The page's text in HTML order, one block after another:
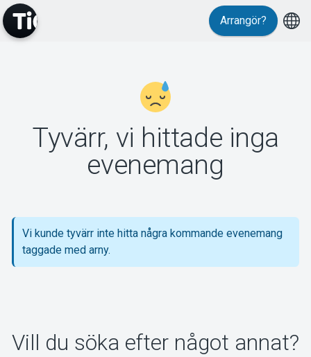
Support
Om Tickster
Arrangör?
Tyvärr, vi hittade inga
evenemang
Vi kunde tyvärr inte hitta några kommande evenemang
taggade med arny.
Vill du söka efter något annat?